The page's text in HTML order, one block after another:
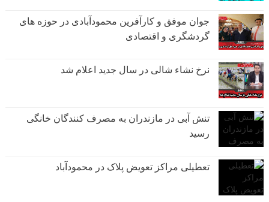
جوان موفق و کارآفرین محمودآبادی در حوزه های
گردشگری و اقتصادی
نرخ نشاء شالی در سال جدید اعلام شد
تنش آبی در مازندران به مصرف كنندگان خانگی
رسيد
تعطیلی مراکز تعویض پلاک در محمودآباد